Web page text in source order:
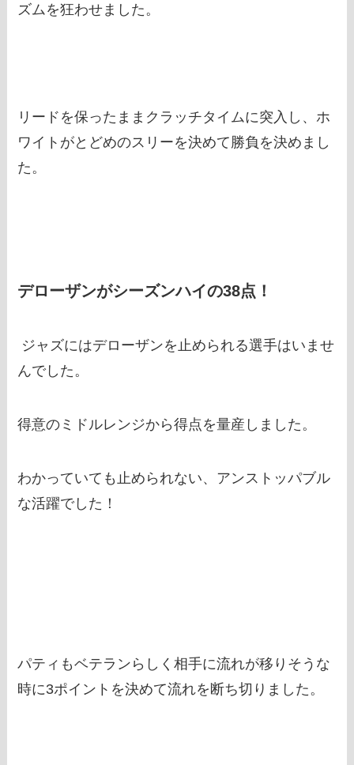
ズムを狂わせました。
リードを保ったままクラッチタイムに突入し、ホ
ワイトがとどめのスリーを決めて勝負を決めまし
た。
デローザンがシーズンハイの38点！
ジャズにはデローザンを止められる選手はいませ
んでした。
得意のミドルレンジから得点を量産しました。
わかっていても止められない、アンストッパブル
な活躍でした！
パティもベテランらしく相手に流れが移りそうな
時に3ポイントを決めて流れを断ち切りました。